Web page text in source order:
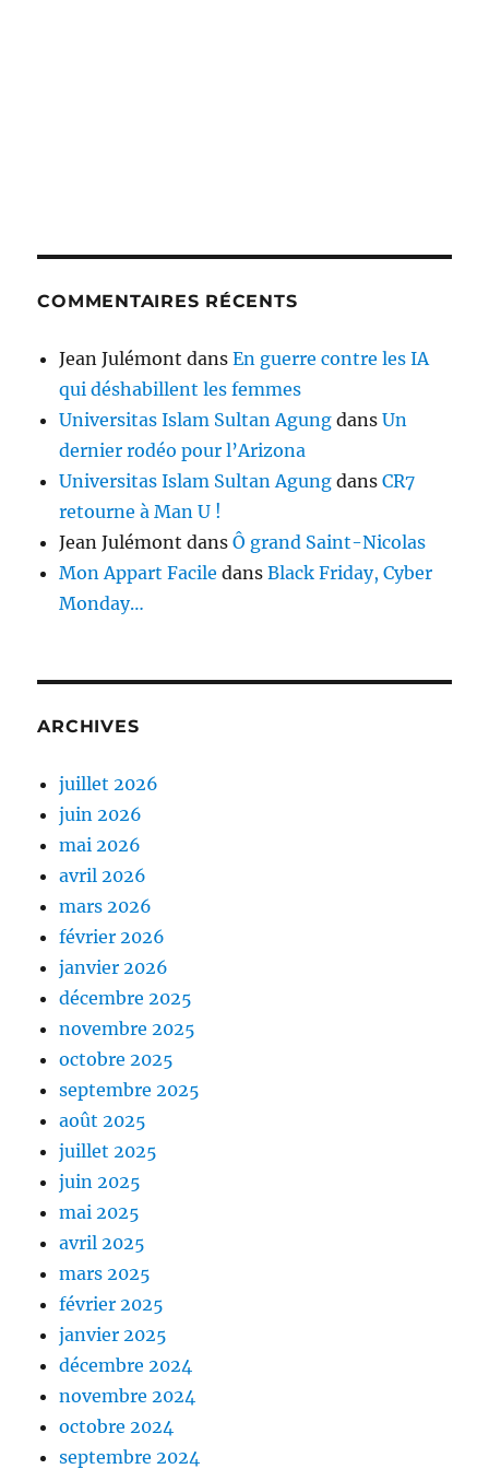
COMMENTAIRES RÉCENTS
Jean Julémont dansEn guerre contre les IA
qui déshabillent les femmes
Universitas Islam Sultan Agung dansUn
dernier rodéo pour l’Arizona
Universitas Islam Sultan Agung dansCR7
retourne à Man U !
Jean Julémont dansÔ grand Saint-Nicolas
Mon Appart Facile dansBlack Friday, Cyber
Monday…
ARCHIVES
juillet 2026
juin 2026
mai 2026
avril 2026
mars 2026
février 2026
janvier 2026
décembre 2025
novembre 2025
octobre 2025
septembre 2025
août 2025
juillet 2025
juin 2025
mai 2025
avril 2025
mars 2025
février 2025
janvier 2025
décembre 2024
novembre 2024
octobre 2024
septembre 2024